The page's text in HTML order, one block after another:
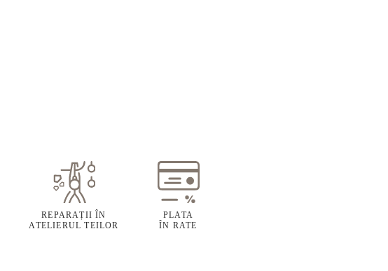
REPARAȚII ÎN
ATELIERUL TEILOR
PLATA
ÎN RATE